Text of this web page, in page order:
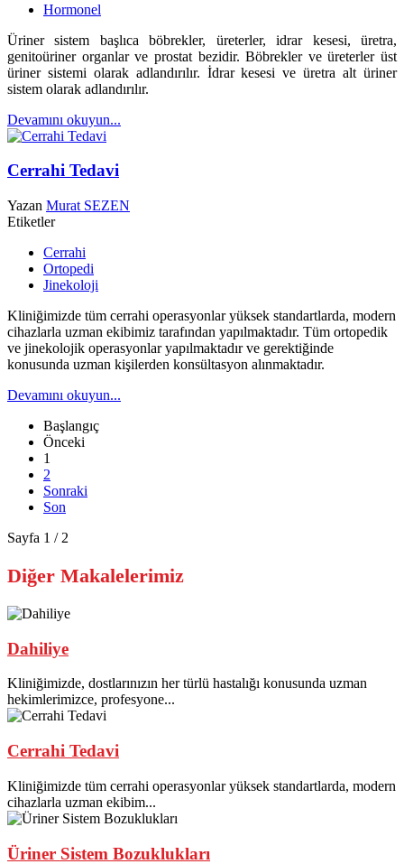
Hormonel
Üriner sistem başlıca böbrekler, üreterler, idrar kesesi, üretra,
genitoüriner organlar ve prostat bezidir. Böbrekler ve üreterler üst
üriner sistemi olarak adlandırılır. İdrar kesesi ve üretra alt üriner
sistem olarak adlandırılır.
Devamını okuyun...
Cerrahi Tedavi
Yazan Murat SEZEN
Etiketler
Cerrahi
Ortopedi
Jinekoloji
Kliniğimizde tüm cerrahi operasyonlar yüksek standartlarda, modern
cihazlarla uzman ekibimiz tarafından yapılmaktadır. Tüm ortopedik
ve jinekolojik operasyonlar yapılmaktadır ve gerektiğinde
konusunda uzman kişilerden konsültasyon alınmaktadır.
Devamını okuyun...
Başlangıç
Önceki
1
2
Sonraki
Son
Sayfa 1 / 2
Diğer Makalelerimiz
Dahiliye
Kliniğimizde, dostlarınızın her türlü hastalığı konusunda uzman
hekimlerimizce, profesyone...
Cerrahi Tedavi
Kliniğimizde tüm cerrahi operasyonlar yüksek standartlarda, modern
cihazlarla uzman ekibim...
Üriner Sistem Bozuklukları